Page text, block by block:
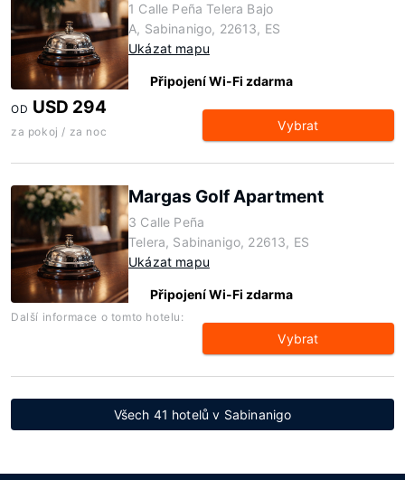
1 Calle Peña Telera Bajo
A, Sabinanigo, 22613, ES
Ukázat mapu
Připojení Wi-Fi zdarma
OD USD 294
za pokoj / za noc Vybrat
Margas Golf Apartment
3 Calle Peña
Telera, Sabinanigo, 22613, ES
Ukázat mapu
Připojení Wi-Fi zdarma
Další informace o tomto hotelu:
Vybrat
Všech 41 hotelů v Sabinanigo